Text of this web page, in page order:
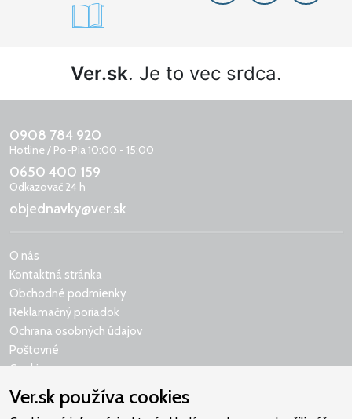
Ver.sk. Je to vec srdca.
0908 784 920
Hotline / Po-Pia 10:00 - 15:00
0650 400 159
Odkazovač 24 h
objednavky@ver.sk
O nás
Kontaktná stránka
Obchodné podmienky
Reklamačný poriadok
Ochrana osobných údajov
Poštovné
Cookies
Ver.sk používa cookies